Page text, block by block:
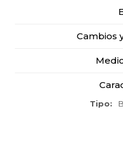
Cambios
Tipo